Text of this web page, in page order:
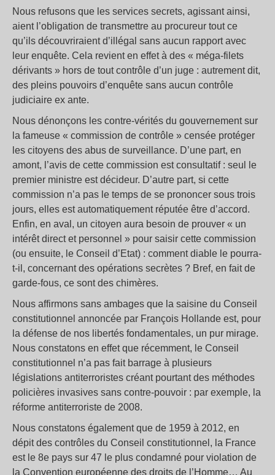
Nous refusons que les services secrets, agissant ainsi,
aient l’obligation de transmettre au procureur tout ce
qu’ils découvriraient d’illégal sans aucun rapport avec
leur enquête. Cela revient en effet à des « méga-filets
dérivants » hors de tout contrôle d’un juge : autrement dit,
des pleins pouvoirs d’enquête sans aucun contrôle
judiciaire ex ante.
Nous dénonçons les contre-vérités du gouvernement sur
la fameuse « commission de contrôle » censée protéger
les citoyens des abus de surveillance. D’une part, en
amont, l’avis de cette commission est consultatif : seul le
premier ministre est décideur. D’autre part, si cette
commission n’a pas le temps de se prononcer sous trois
jours, elles est automatiquement réputée être d’accord.
Enfin, en aval, un citoyen aura besoin de prouver « un
intérêt direct et personnel » pour saisir cette commission
(ou ensuite, le Conseil d’Etat) : comment diable le pourra-
t-il, concernant des opérations secrètes ? Bref, en fait de
garde-fous, ce sont des chimères.
Nous affirmons sans ambages que la saisine du Conseil
constitutionnel annoncée par François Hollande est, pour
la défense de nos libertés fondamentales, un pur mirage.
Nous constatons en effet que récemment, le Conseil
constitutionnel n’a pas fait barrage à plusieurs
législations antiterroristes créant pourtant des méthodes
policières invasives sans contre-pouvoir : par exemple, la
réforme antiterroriste de 2008.
Nous constatons également que de 1959 à 2012, en
dépit des contrôles du Conseil constitutionnel, la France
est le 8e pays sur 47 le plus condamné pour violation de
la Convention européenne des droits de l’Homme… Au